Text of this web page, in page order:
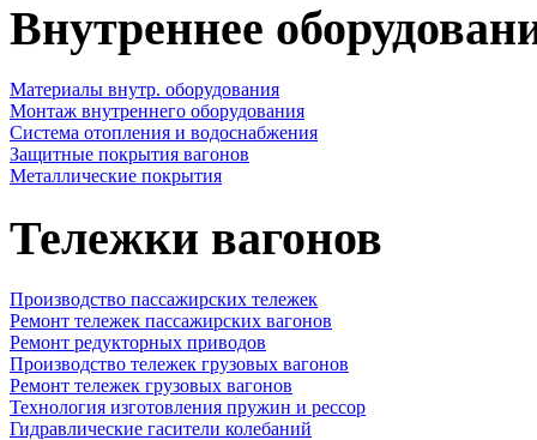
Внутреннее
Материалы внутр. оборудования
Монтаж внутреннего оборудования
Cистема отопления и водоснабжения
Защитные покрытия вагонов
Металлические покрытия
Тележки вагонов
Производство пассажирских тележек
Ремонт тележек пассажирских вагонов
Ремонт редукторных приводов
Производство тележек грузовых вагонов
Ремонт тележек грузовых вагонов
Технология изготовления пружин и рессор
Гидравлические гасители колебаний